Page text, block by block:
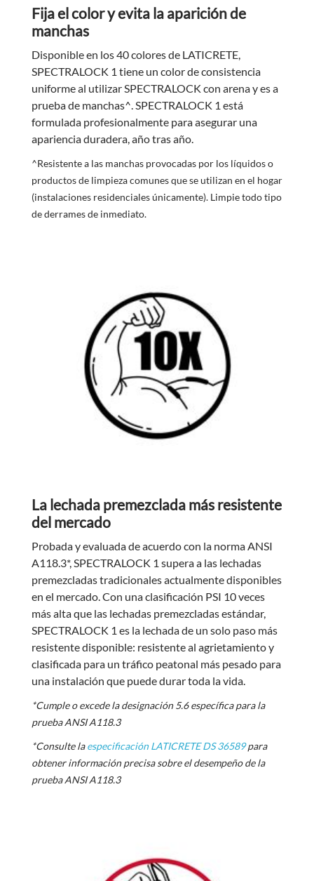
Fija el color y evita la aparición de
manchas
Disponible en los 40 colores de LATICRETE,
SPECTRALOCK 1 tiene un color de consistencia
uniforme al utilizar SPECTRALOCK con arena y es a
prueba de manchas^. SPECTRALOCK 1 está
formulada profesionalmente para asegurar una
apariencia duradera, año tras año.
^Resistente a las manchas provocadas por los líquidos o
productos de limpieza comunes que se utilizan en el hogar
(instalaciones residenciales únicamente). Limpie todo tipo
de derrames de inmediato.
La lechada premezclada más resistente
del mercado
Probada y evaluada de acuerdo con la norma ANSI
A118.3*, SPECTRALOCK 1 supera a las lechadas
premezcladas tradicionales actualmente disponibles
en el mercado. Con una clasificación PSI 10 veces
más alta que las lechadas premezcladas estándar,
SPECTRALOCK 1 es la lechada de un solo paso más
resistente disponible: resistente al agrietamiento y
clasificada para un tráfico peatonal más pesado para
una instalación que puede durar toda la vida.
*Cumple o excede la designación 5.6 específica para la
prueba ANSI A118.3
*Consulte laespecificación LATICRETE DS 36589para
obtener información precisa sobre el desempeño de la
prueba ANSI A118.3